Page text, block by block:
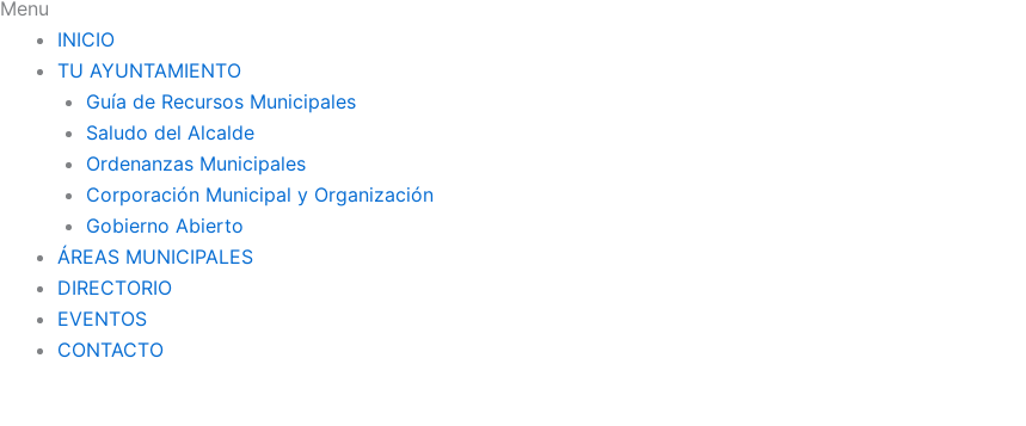
Menu
INICIO
TU AYUNTAMIENTO
Guía de Recursos Municipales
Saludo del Alcalde
Ordenanzas Municipales
Corporación Municipal y Organización
Gobierno Abierto
ÁREAS MUNICIPALES
DIRECTORIO
EVENTOS
CONTACTO